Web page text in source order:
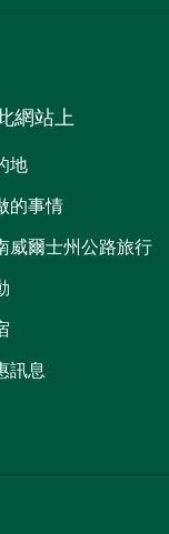
網站上
地
的事情
威爾士州公路旅行
訊息